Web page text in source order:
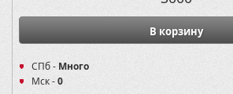
В корзину
СПб - Много
Мск -0